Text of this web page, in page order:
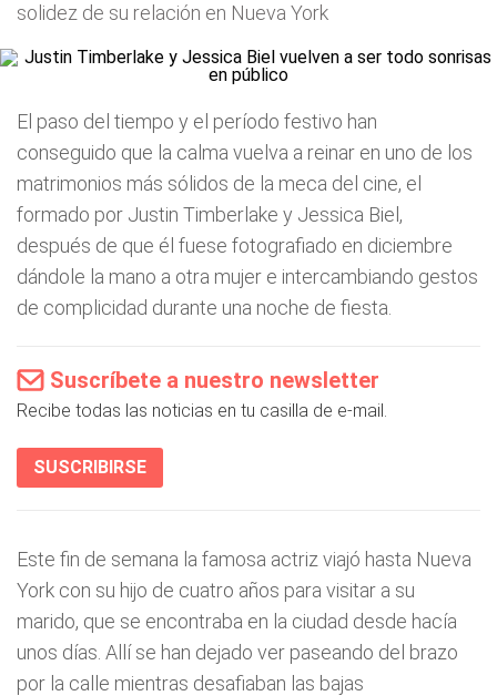
solidez de su relación en Nueva York
El paso del tiempo y el período festivo han
conseguido que la calma vuelva a reinar en uno de los
matrimonios más sólidos de la meca del cine, el
formado por Justin Timberlake y Jessica Biel,
después de que él fuese fotografiado en diciembre
dándole la mano a otra mujer e intercambiando gestos
de complicidad durante una noche de fiesta.
Suscríbete a nuestro newsletter
Recibe todas las noticias en tu casilla de e-mail.
SUSCRIBIRSE
Este fin de semana la famosa actriz viajó hasta Nueva
York con su hijo de cuatro años para visitar a su
marido, que se encontraba en la ciudad desde hacía
unos días. Allí se han dejado ver paseando del brazo
por la calle mientras desafiaban las bajas